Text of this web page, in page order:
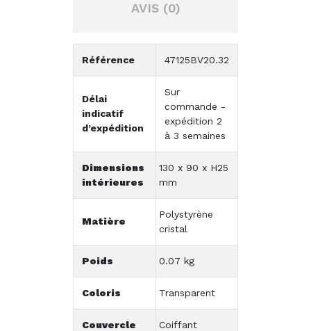
AVIS (0)
Référence 47125BV20.32
Délai
indicatif
d’expédition
Sur
commande -
expédition 2
à 3 semaines
Dimensions
intérieures
130 x 90 x H25
mm
Matière
Polystyrène
cristal
Poids 0.07 kg
Coloris Transparent
Couvercle Coiffant